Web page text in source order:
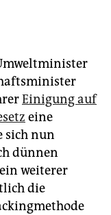
Einigung auf
eine
sich nun
dünnen
weiterer
die